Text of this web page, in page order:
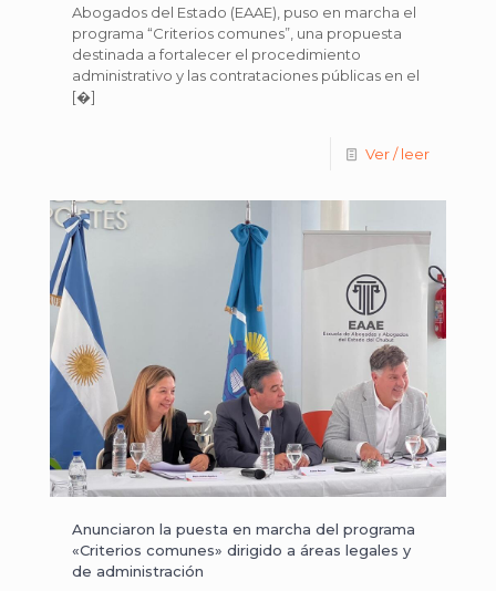
Abogados del Estado (EAAE), puso en marcha el
programa “Criterios comunes”, una propuesta
destinada a fortalecer el procedimiento
administrativo y las contrataciones públicas en el
[�]
Ver / leer
Anunciaron la puesta en marcha del programa
«Criterios comunes» dirigido a áreas legales y
de administración